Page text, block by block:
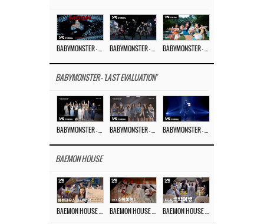
BABYMONSTER – ‘MOON’ M/V BABYMONSTER – ‘MOON’ PERFORMANCE VIDEO BABYMONSTER – ‘I LIKE IT’ M/V
BABYMONSTER - 'LAST EVALUATION'
BABYMONSTER – ‘Last Evaluation’ EP.8 BABYMONSTER – ‘Last Evaluation’ EP.7 BABYMONSTER – ‘Last Evaluation’ EP.6
BAEMON HOUSE
BAEMON HOUSE EP.8 BAEMON HOUSE EP.7 BAEMON HOUSE EP.6